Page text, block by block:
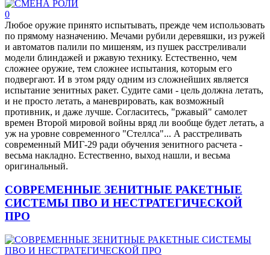
0
Любое оружие принято испытывать, прежде чем использовать
по прямому назначению. Мечами рубили деревяшки, из ружей
и автоматов палили по мишеням, из пушек расстреливали
модели блиндажей и ржавую технику. Естественно, чем
сложнее оружие, тем сложнее испытания, которым его
подвергают. И в этом ряду одним из сложнейших является
испытание зенитных ракет. Судите сами - цель должна летать,
и не просто летать, а маневрировать, как возможный
противник, и даже лучше. Согласитесь, "ржавый" самолет
времен Второй мировой войны вряд ли вообще будет летать, а
уж на уровне современного "Стеллса"... А расстреливать
современный МИГ-29 ради обучения зенитного расчета -
весьма накладно. Естественно, выход нашли, и весьма
оригинальный.
СОВРЕМЕННЫЕ ЗЕНИТНЫЕ РАКЕТНЫЕ
СИСТЕМЫ ПВО И НЕСТРАТЕГИЧЕСКОЙ
ПРО